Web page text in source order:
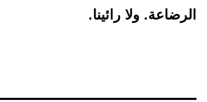
الرضاعة. ولا رائينا.